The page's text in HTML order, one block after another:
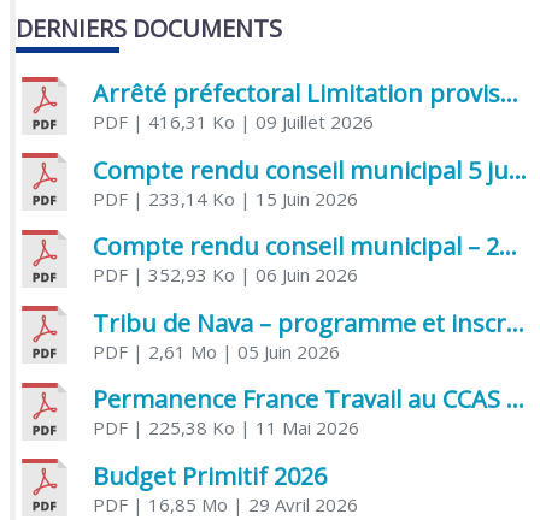
DERNIERS DOCUMENTS
Arrêté préfectoral Limitation provisoire des usages de l’eau
PDF| 416,31 Ko | 09 Juillet 2026
Compte rendu conseil municipal 5 juin 2026 sénatoriale
PDF| 233,14 Ko | 15 Juin 2026
Compte rendu conseil municipal – 21 avril 2026
PDF| 352,93 Ko | 06 Juin 2026
Tribu de Nava – programme et inscriptions été 2026
PDF| 2,61 Mo | 05 Juin 2026
Permanence France Travail au CCAS de Saujon Juin 2026
PDF| 225,38 Ko | 11 Mai 2026
Budget Primitif 2026
PDF| 16,85 Mo | 29 Avril 2026